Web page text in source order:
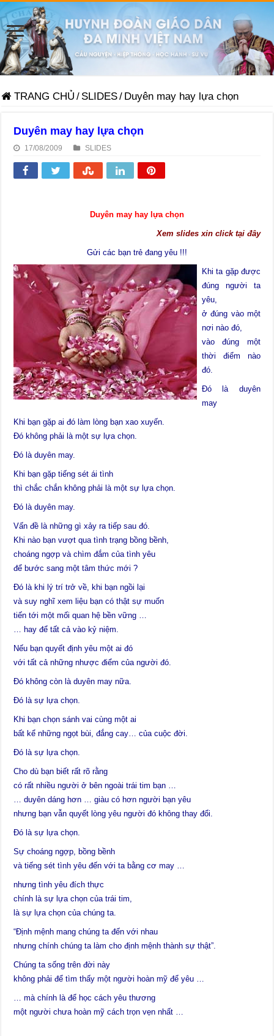
TRANG CHỦ / SLIDES/ Duyên may hay lựa chọn
Duyên may hay lựa chọn
17/08/2009 SLIDES
Duyên may hay lựa chọn
Xem slides xin click tại đây
Gửi các bạn trẻ đang yêu !!!
Khi ta gặp được
đúng người ta
yêu,
ở đúng vào một
nơi nào đó,
vào đúng một
thời điểm nào
đó.
Đó là duyên
may
Khi bạn gặp ai đó làm lòng bạn xao xuyến.
Ðó không phải là một sự lựa chọn.
Ðó là duyên may.
Khi bạn gặp tiếng sét ái tình
thì chắc chắn không phải là một sự lựa chọn.
Ðó là duyên may.
Vấn đề là những gì xảy ra tiếp sau đó.
Khi nào bạn vượt qua tình trạng bồng bềnh,
choáng ngợp và chìm đắm của tình yêu
để bước sang một tâm thức mới ?
Đó là khi lý trí trở về, khi bạn ngồi lại
và suy nghĩ xem liệu bạn có thật sự muốn
tiến tới một mối quan hệ bền vững …
… hay để tất cả vào kỷ niệm.
Nếu bạn quyết định yêu một ai đó
với tất cả những nhược điểm của người đó.
Ðó không còn là duyên may nữa.
Ðó là sự lựa chọn.
Khi bạn chọn sánh vai cùng một ai
bất kể những ngọt bùi, đắng cay… của cuộc đời.
Ðó là sự lựa chọn.
Cho dù bạn biết rất rõ rằng
có rất nhiều người ở bên ngoài trái tim bạn …
… duyên dáng hơn … giàu có hơn người bạn yêu
nhưng bạn vẫn quyết lòng yêu người đó không thay đổi.
Ðó là sự lựa chọn.
Sự choáng ngợp, bồng bềnh
và tiếng sét tình yêu đến với ta bằng cơ may …
nhưng tình yêu đích thực
chính là sự lựa chọn của trái tim,
là sự lựa chọn của chúng ta.
“Ðịnh mệnh mang chúng ta đến với nhau
nhưng chính chúng ta làm cho định mệnh thành sự thật”.
Chúng ta sống trên đời này
không phải để tìm thấy một người hoàn mỹ để yêu …
… mà chính là để học cách yêu thương
một người chưa hoàn mỹ cách trọn vẹn nhất …